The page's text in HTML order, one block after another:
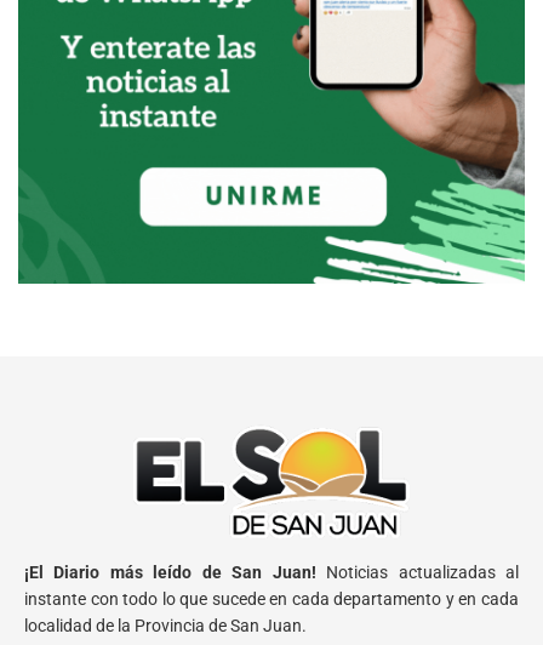
¡El Diario más leído de San Juan! Noticias actualizadas al
instante con todo lo que sucede en cada departamento y en cada
localidad de la Provincia de San Juan.